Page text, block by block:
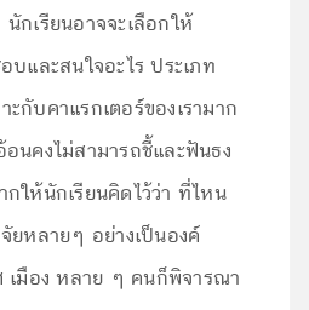
กเรียนอาจจะเลือกให้
บและสนใจอะไร ประเภท
ะกับคาแรกเตอร์ของเรามาก
นคงไม่สามารถชี้และฟันธง
กให้นักเรียนคิดไว้ว่า ที่ไหน
ยหลายๆ อย่างเป็นองค์
เมือง หลาย ๆ คนก็พิจารณา